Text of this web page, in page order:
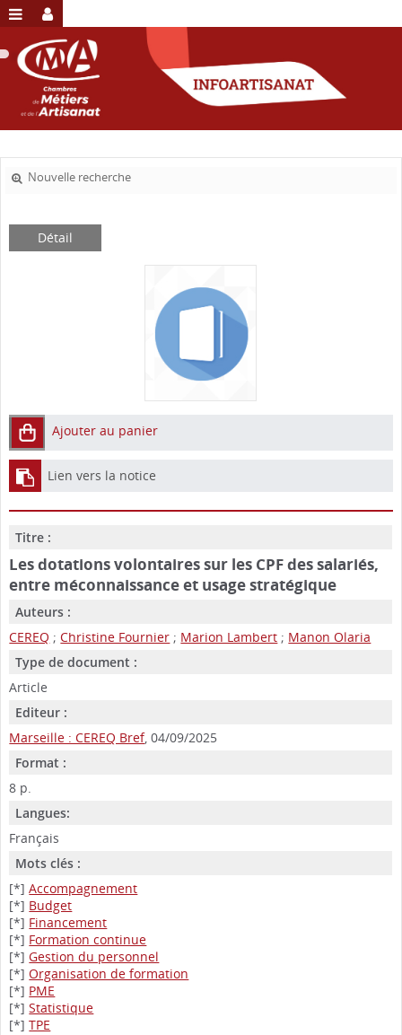
Nouvelle recherche
Détail
Ajouter au panier
Lien vers la notice
Titre :
Les dotations volontaires sur les CPF des salariés,
entre méconnaissance et usage stratégique
Auteurs :
CEREQ ;Christine Fournier ; Marion Lambert ; Manon Olaria
Type de document :
Article
Editeur :
Marseille : CEREQ Bref, 04/09/2025
Format :
8 p.
Langues:
Français
Mots clés :
[*]Accompagnement
[*] Budget
[*] Financement
[*] Formation continue
[*]Gestion du personnel
[*]Organisation de formation
[*] PME
[*]Statistique
[*]TPE